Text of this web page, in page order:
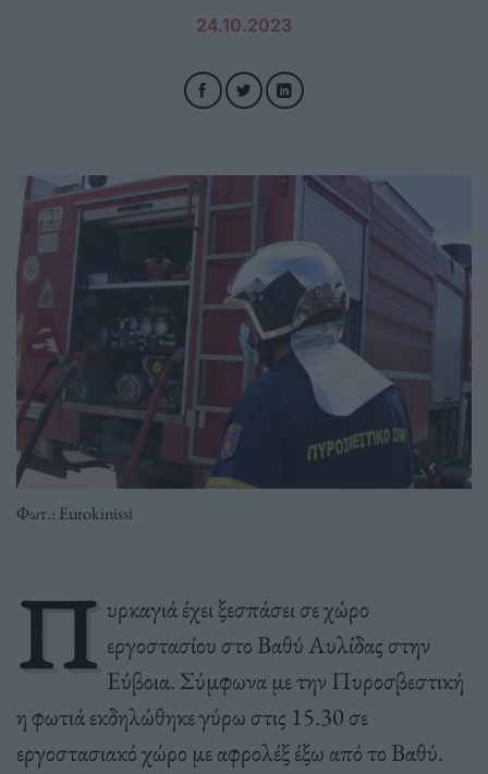
24.10.2023
Φωτ.: Eurokinissi
Π υρκαγιά έχει ξεσπάσει σε χώρο
εργοστασίου στο Βαθύ Αυλίδας στην
Εύβοια. Σύμφωνα με την Πυροσβεστική
η φωτιά εκδηλώθηκε γύρω στις 15.30 σε
εργοστασιακό χώρο με αφρολέξ έξω από το Βαθύ.